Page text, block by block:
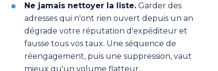
Ne jamais nettoyer la liste. Garder des
adresses qui n'ont rien ouvert depuis un an
dégrade votre réputation d'expéditeur et
fausse tous vos taux. Une séquence de
réengagement, puis une suppression, vaut
mieux qu'un volume flatteur.